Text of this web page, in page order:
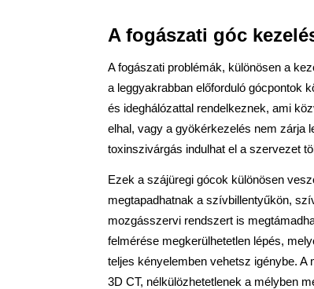
A fogászati góc
A fogászati problémák, különösen a
a leggyakrabban előforduló gócpontok
és ideghálózattal rendelkeznek, ami
elhal, vagy a gyökérkezelés nem zárja
toxinszivárgás indulhat el a szervezet
Ezek a szájüregi gócok különösen
megtapadhatnak a szívbillentyűkön,
mozgásszervi rendszert is
felmérése megkerülhetetlen lépés,
teljes kényelemben vehetsz igénybe.
3D CT, nélkülözhetetlenek a mélyben